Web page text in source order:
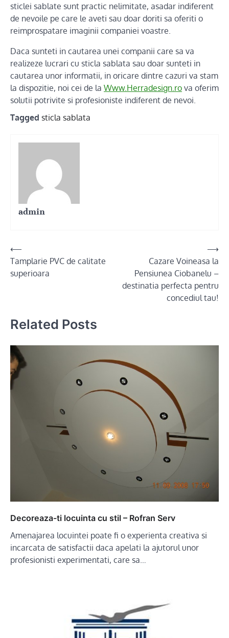
sticlei sablate sunt practic nelimitate, asadar indiferent
de nevoile pe care le aveti sau doar doriti sa oferiti o
reimprospatare imaginii companiei voastre.
Daca sunteti in cautarea unei companii care sa va
realizeze lucrari cu sticla sablata sau doar sunteti in
cautarea unor informatii, in oricare dintre cazuri va stam
la dispozitie, noi cei de la Www.Herradesign.ro va oferim
solutii potrivite si profesioniste indiferent de nevoi.
Tagged sticla sablata
admin
Post
navigation
⟵
Tamplarie PVC de calitate
superioara
Cazare Voineasa la
Pensiunea Ciobanelu –
destinatia perfecta pentru
concediul tau!
⟶
Related Posts
Decoreaza-ti locuinta cu stil – Rofran Serv
Amenajarea locuintei poate fi o experienta creativa si
incarcata de satisfactii daca apelati la ajutorul unor
profesionisti experimentati, care sa…